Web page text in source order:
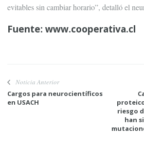
evitables sin cambiar horario”, detalló el
Fuente: www.cooperativa.cl
Noticia Anterior
Cargos para neurocientíficos
en USACH
riesgo
han